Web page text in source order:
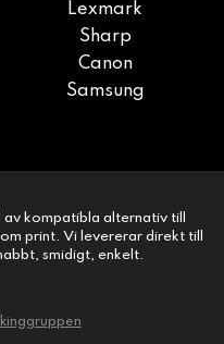
Lexmark
Sharp
Canon
Samsung
kompatibla alternativ till
print. Vi levererar direkt till
smidigt, enkelt.